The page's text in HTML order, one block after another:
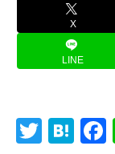
X
LINE
T
H